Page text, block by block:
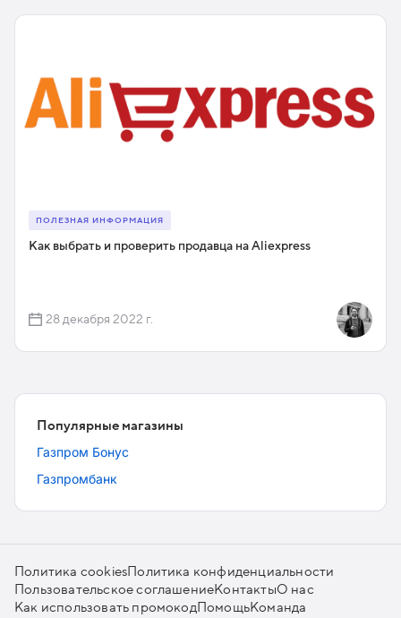
ПОЛЕЗНАЯ ИНФОРМАЦИЯ
Как выбрать и проверить продавца на Aliexpress
28 декабря 2022 г.
Популярные магазины
Газпром Бонус
Газпромбанк
Политика cookiesПолитика конфиденциальности
Пользовательское соглашениеКонтактыО нас
Как использовать промокодПомощьКоманда